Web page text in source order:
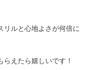
リルと心地よさが何倍に
えたら嬉しいです！